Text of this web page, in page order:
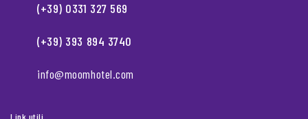
(+39) 0331 327 569
(+39) 393 894 3740
info@moomhotel.com
Link utili